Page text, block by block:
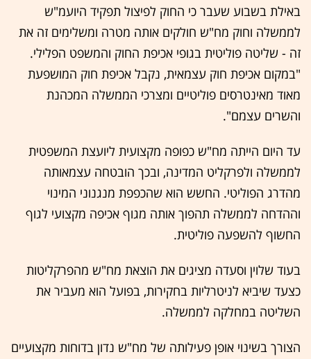
באילת בשבוע שעבר כי החוק לפיצול תפקיד היועמ"ש
לממשלה וחוק מח"ש חולקים אותה מטרה ומשלימים זה את
זה - שליטה פוליטית בגופי אכיפת החוק והמשפט הפלילי.
"במקום אכיפת חוק עצמאית, נקבל אכיפת חוק המושפעת
מאוד מאינטרסים פוליטיים ומצרכי הממשלה המכהנת
והשרים עצמם".
עד היום הייתה מח"ש כפופה מקצועית ליועצת המשפטית
לממשלה ולפרקליט המדינה, ובכך הובטחה עצמאותה
מהדרג הפוליטי. החשש הוא שהכפפת מנגנוני המינוי
וההדחה לממשלה תהפוך אותה מגוף אכיפה מקצועי לגוף
החשוף להשפעה פוליטית.
בעוד שלוין וסעדה מציגים את הוצאת מח"ש מהפרקליטות
כצעד שיביא לניטרליות בחקירות, בפועל הוא מעביר את
השליטה במחלקה לממשלה.
הצורך בשינוי אופן פעילותה של מח"ש נדון בדוחות מקצועיים